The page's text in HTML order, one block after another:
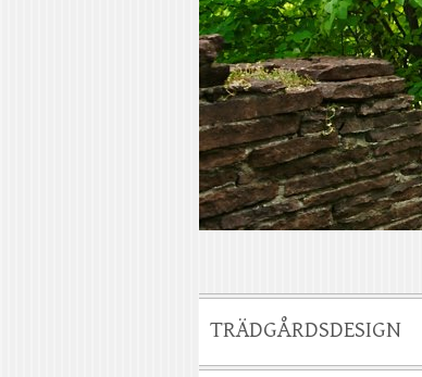
TRÄDGÅRDSDESIGN